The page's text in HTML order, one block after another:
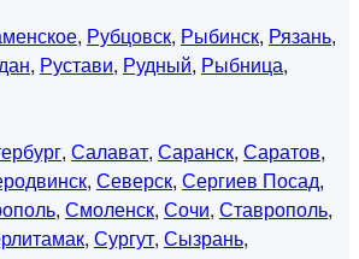
, Рубцовск, Рыбинск, Рязань,
, Рустави, Рудный, Рыбница,
, Салават, Саранск, Саратов,
, Северск, Сергиев Посад,
, Смоленск, Сочи, Ставрополь,
, Сургут, Сызрань,